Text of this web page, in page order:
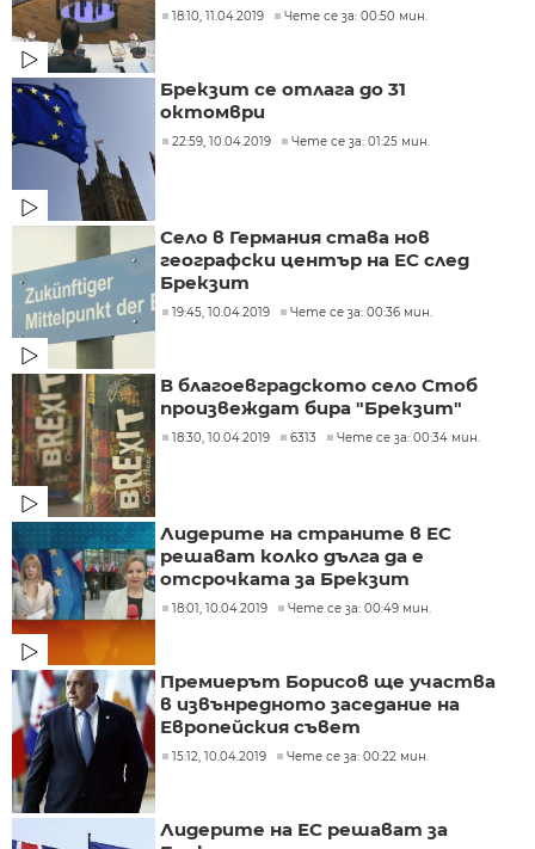
18:10, 11.04.2019 Чете се за: 00:50 мин.
Брекзит се отлага до 31
октомври
22:59, 10.04.2019 Чете се за: 01:25 мин.
Село в Германия става нов
географски център на ЕС след
Брекзит
19:45, 10.04.2019 Чете се за: 00:36 мин.
В благоевградското село Стоб
произвеждат бира "Брекзит"
18:30, 10.04.2019 6313 Чете се за: 00:34 мин.
Лидерите на страните в ЕС
решават колко дълга да е
отсрочката за Брекзит
18:01, 10.04.2019 Чете се за: 00:49 мин.
Премиерът Борисов ще участва
в извънредното заседание на
Европейския съвет
15:12, 10.04.2019 Чете се за: 00:22 мин.
Лидерите на ЕС решават за